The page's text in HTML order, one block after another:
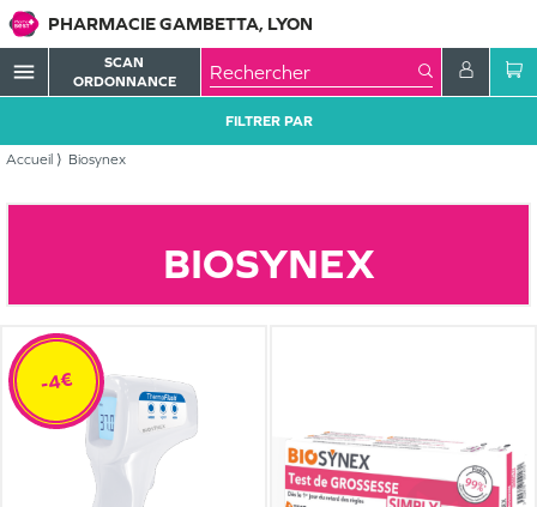
PHARMACIE GAMBETTA, LYON
menu
SCAN
ORDONNANCE
Accueil Biosynex
FILTRER PAR
BIOSYNEX
-4€